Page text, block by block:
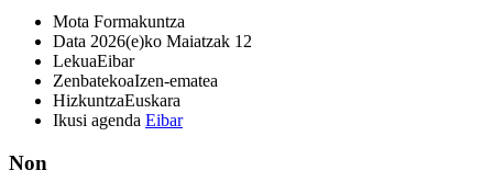
Mota Formakuntza
Data 2026(e)ko Maiatzak 12
LekuaEibar
ZenbatekoaIzen-ematea
HizkuntzaEuskara
Ikusi agenda Eibar
Non